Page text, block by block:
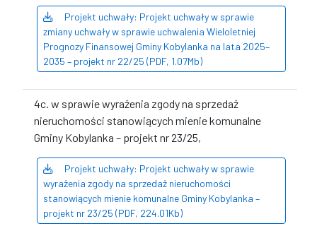
Projekt uchwały: Projekt uchwały w sprawie
zmiany uchwały w sprawie uchwalenia Wieloletniej
Prognozy Finansowej Gminy Kobylanka na lata 2025–
2035 – projekt nr 22/25 (PDF, 1.07Mb)
4c. w sprawie wyrażenia zgody na sprzedaż
nieruchomości stanowiących mienie komunalne
Gminy Kobylanka – projekt nr 23/25,
Projekt uchwały: Projekt uchwały w sprawie
wyrażenia zgody na sprzedaż nieruchomości
stanowiących mienie komunalne Gminy Kobylanka –
projekt nr 23/25 (PDF, 224.01Kb)